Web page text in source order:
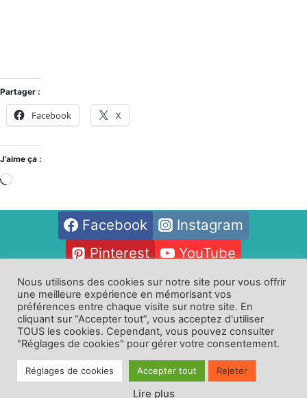
Partager :
Facebook X
J’aime ça :
Facebook
Instagram
Pinterest
YouTube
Oeuvres
Contact
Politique de confidentialité
CGV
Politique de Cookies
Nous utilisons des cookies sur notre site pour vous offrir
une meilleure expérience en mémorisant vos
préférences entre chaque visite sur notre site. En
cliquant sur “Accepter tout”, vous acceptez d'utiliser
TOUS les cookies. Cependant, vous pouvez consulter
"Réglages de cookies" pour gérer votre consentement.
Réglages de cookies Accepter tout Rejeter
Lire plus